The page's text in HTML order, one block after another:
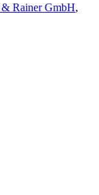
Rainer GmbH,